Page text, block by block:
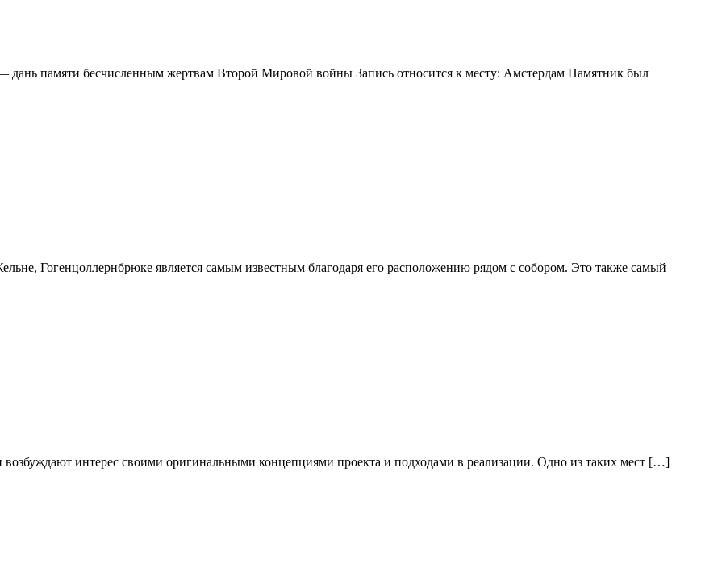
дань памяти бесчисленным жертвам Второй Мировой войны Запись относится к месту: Амстердам Памятник был
Гогенцоллернбрюке является самым известным благодаря его расположению рядом с собором. Это также самый
возбуждают интерес своими оригинальными концепциями проекта и подходами в реализации. Одно из таких мест […]